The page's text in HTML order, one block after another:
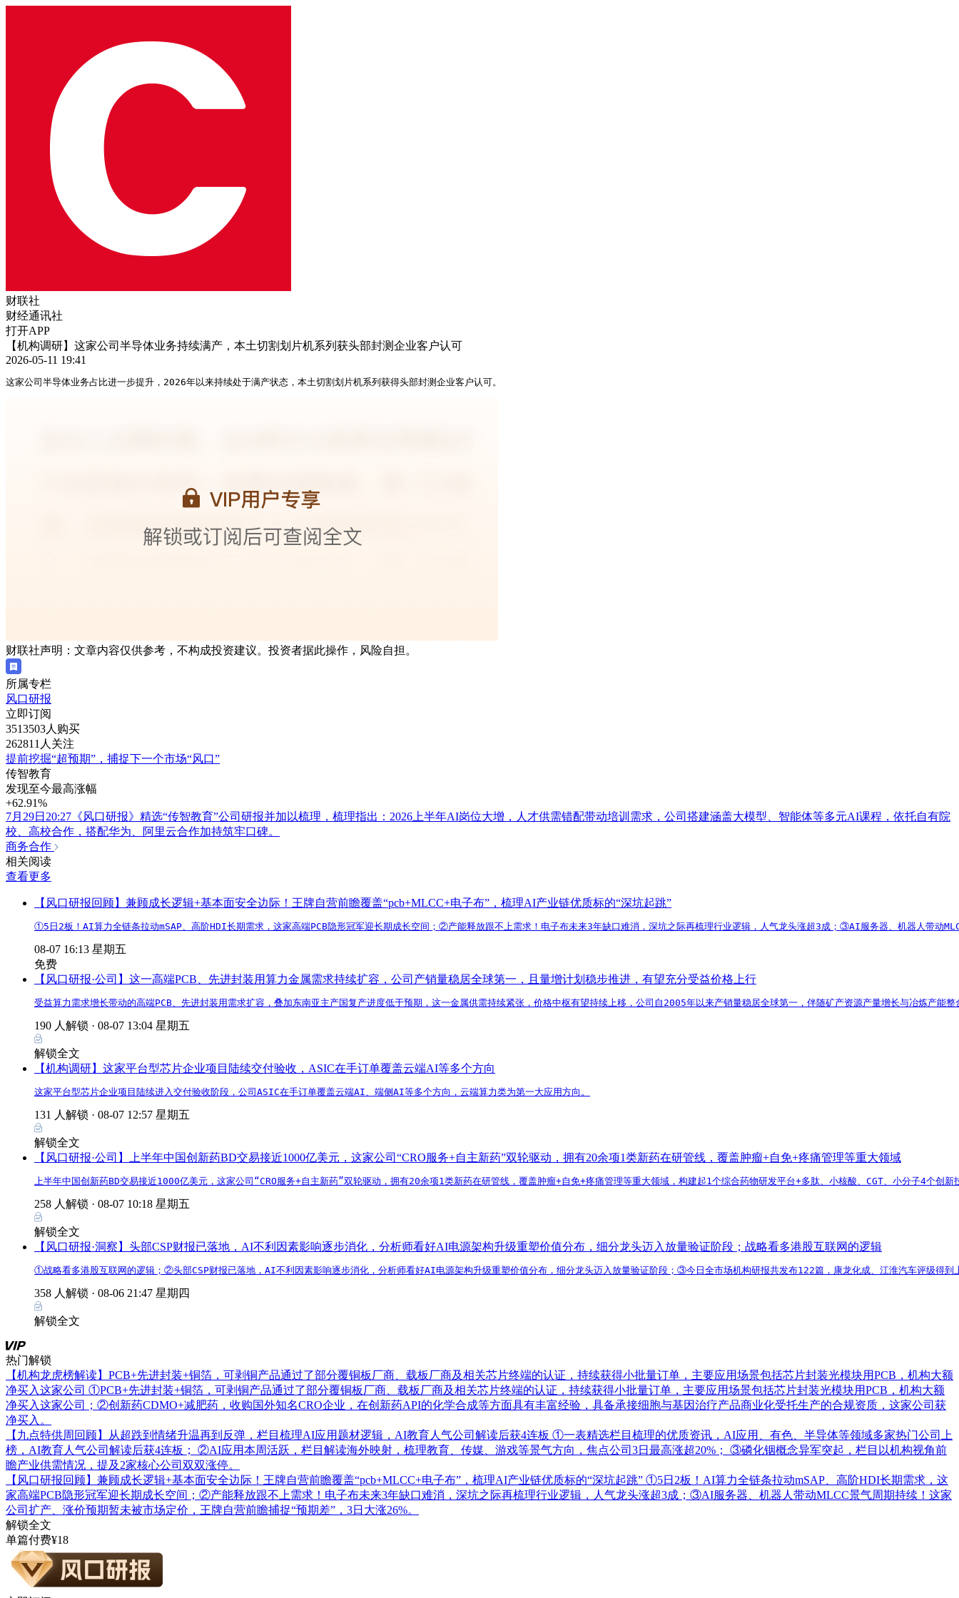
财联社
财经通讯社
打开APP
【机构调研】这家公司半导体业务持续满产，本土切割划片机系列获头部封测企业客户认可
2026-05-11 19:41
这家公司半导体业务占比进一步提升，2026年以来持续处于满产状态，本土切割划片机系列获得头部封测企业客户认可。
财联社声明：文章内容仅供参考，不构成投资建议。投资者据此操作，风险自担。
所属专栏
风口研报
立即订阅
3513503人购买
262811人关注
提前挖掘“超预期”，捕捉下一个市场“风口”
传智教育
发现至今最高涨幅
+62.91%
7月29日20:27《风口研报》精选“传智教育”公司研报并加以梳理，梳理指出：2026上半年AI岗位大增，人才供需错配带动培训需求，公司搭建涵盖大模型、智能体等多元AI课程，依托自有院
校、高校合作，搭配华为、阿里云合作加持筑牢口碑。
商务合作
相关阅读
查看更多
【风口研报回顾】兼顾成长逻辑+基本面安全边际！王牌自营前瞻覆盖“pcb+MLCC+电子布”，梳理AI产业链优质标的“深坑起跳”
①5日2板！AI算力全链条拉动mSAP、高阶HDI长期需求，这家高端PCB隐形冠军迎长期成长空间；②产能释放跟不上需求！电子布未来3年缺口难消，深坑之际再梳理行业逻辑，人气龙头涨超3成；③AI服务器、机器人带动
08-07 16:13 星期五
免费
【风口研报·公司】这一高端PCB、先进封装用算力金属需求持续扩容，公司产销量稳居全球第一，且量增计划稳步推进，有望充分受益价格上行
受益算力需求增长带动的高端PCB、先进封装用需求扩容，叠加东南亚主产国复产进度低于预期，这一金属供需持续紧张，价格中枢有望持续上移，公司自2005年以来产销量稳居全球第一，伴随矿产资源产量增长与冶炼产能
190 人解锁 · 08-07 13:04 星期五
解锁全文
【机构调研】这家平台型芯片企业项目陆续交付验收，ASIC在手订单覆盖云端AI等多个方向
这家平台型芯片企业项目陆续进入交付验收阶段，公司ASIC在手订单覆盖云端AI、端侧AI等多个方向，云端算力类为第一大应用方向。
131 人解锁 · 08-07 12:57 星期五
解锁全文
【风口研报·公司】上半年中国创新药BD交易接近1000亿美元，这家公司“CRO服务+自主新药”双轮驱动，拥有20余项1类新药在研管线，覆盖肿瘤+自免+疼痛管理等重大领域
上半年中国创新药BD交易接近1000亿美元，这家公司“CRO服务+自主新药”双轮驱动，拥有20余项1类新药在研管线，覆盖肿瘤+自免+疼痛管理等重大领域，构建起1个综合药物研发平台+多肽、小核酸、CGT、小分子4个创
258 人解锁 · 08-07 10:18 星期五
解锁全文
【风口研报·洞察】头部CSP财报已落地，AI不利因素影响逐步消化，分析师看好AI电源架构升级重塑价值分布，细分龙头迈入放量验证阶段；战略看多港股互联网的逻辑
①战略看多港股互联网的逻辑；②头部CSP财报已落地，AI不利因素影响逐步消化，分析师看好AI电源架构升级重塑价值分布，细分龙头迈入放量验证阶段；③今日全市场机构研报共发布122篇，康龙化成、江淮汽车评级
358 人解锁 · 08-06 21:47 星期四
解锁全文
热门解锁
【机构龙虎榜解读】PCB+先进封装+铜箔，可剥铜产品通过了部分覆铜板厂商、载板厂商及相关芯片终端的认证，持续获得小批量订单，主要应用场景包括芯片封装光模块用PCB，机构大额
净买入这家公司 ①PCB+先进封装+铜箔，可剥铜产品通过了部分覆铜板厂商、载板厂商及相关芯片终端的认证，持续获得小批量订单，主要应用场景包括芯片封装光模块用PCB，机构大额
净买入这家公司；②创新药CDMO+减肥药，收购国外知名CRO企业，在创新药API的化学合成等方面具有丰富经验，具备承接细胞与基因治疗产品商业化受托生产的合规资质，这家公司获
净买入。
【九点特供周回顾】从超跌到情绪升温再到反弹，栏目梳理AI应用题材逻辑，AI教育人气公司解读后获4连板 ①一表精选栏目梳理的优质资讯，AI应用、有色、半导体等领域多家热门公司上
榜，AI教育人气公司解读后获4连板； ②AI应用本周活跃，栏目解读海外映射，梳理教育、传媒、游戏等景气方向，焦点公司3日最高涨超20%； ③磷化铟概念异军突起，栏目以机构视角前
瞻产业供需情况，提及2家核心公司双双涨停。
【风口研报回顾】兼顾成长逻辑+基本面安全边际！王牌自营前瞻覆盖“pcb+MLCC+电子布”，梳理AI产业链优质标的“深坑起跳” ①5日2板！AI算力全链条拉动mSAP、高阶HDI长期需求，这
家高端PCB隐形冠军迎长期成长空间；②产能释放跟不上需求！电子布未来3年缺口难消，深坑之际再梳理行业逻辑，人气龙头涨超3成；③AI服务器、机器人带动MLCC景气周期持续！这家
公司扩产、涨价预期暂未被市场定价，王牌自营前瞻捕捉“预期差”，3日大涨26%。
解锁全文
单篇付费¥18